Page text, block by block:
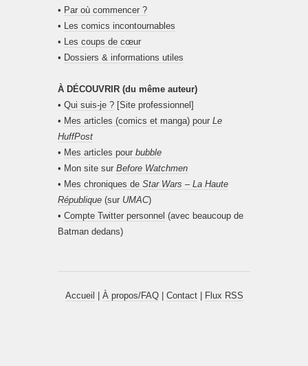
• Par où commencer ?
• Les comics incontournables
• Les coups de cœur
• Dossiers & informations utiles
À DÉCOUVRIR (du même auteur)
• Qui suis-je ? [Site professionnel]
• Mes articles (comics et manga) pour Le
HuffPost
• Mes articles pour bubble
• Mon site sur Before Watchmen
• Mes chroniques de Star Wars – La Haute
République (sur UMAC)
• Compte Twitter personnel (avec beaucoup de
Batman dedans)
Accueil À propos/FAQ| Contact| Flux RSS